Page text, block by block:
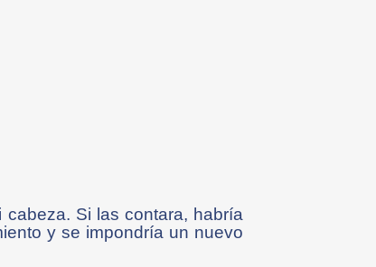
Si las contara, habría
y se impondría un nuevo